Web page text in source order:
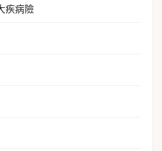
疾病險